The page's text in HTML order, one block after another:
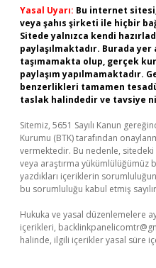
Yasal Uyarı: Bu internet
veya şahıs şirketi ile hiçbir
Sitede yalnızca kendi
paylaşılmaktadır. Burada
taşımamakta olup, gerçek
paylaşım yapılmamaktadır.
benzerlikleri tamamen
taslak halindedir ve tavsiye
Sitemiz, 5651 Sayılı Kanun
Kurumu (BTK) tarafından
vermektedir. Bu nedenle,
veya araştırma yükümlülüğümüz
yazdıkları içeriklerin
bu sorumluluğu kabul etmiş
Hukuka ve yasal düzenlemelere
içerikleri,
halinde, ilgili içerikler yasal süre